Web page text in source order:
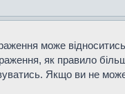
може
як правило
Якщо ви не